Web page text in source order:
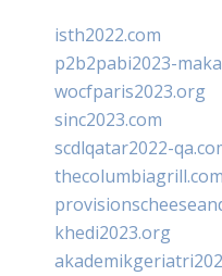
isth2022.com
p2b2pabi2023-
wocfparis2023.org
sinc2023.com
scdlqatar2022-
thecolumbiagrill.com
khedi2023.org